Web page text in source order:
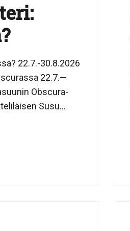
22.7.-30.8.2026
22.7.—
Obscura-
Susu...